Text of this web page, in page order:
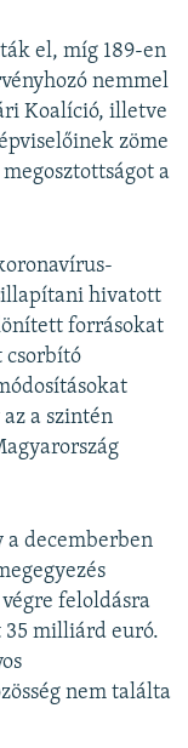
el, míg 189-en
nemmel
Koalíció, illetve
zöme
a
hivatott
forrásokat
csorbító
a szintén
a decemberben
feloldásra
milliárd euró.
nem találta